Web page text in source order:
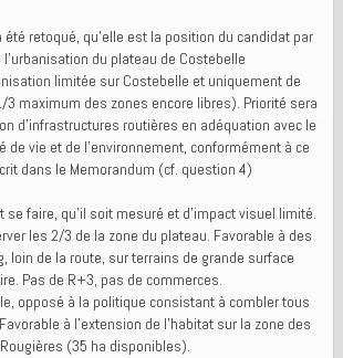
été retoqué, qu’elle est la position du candidat par
l’urbanisation du plateau de Costebelle
limitée sur Costebelle et uniquement de
3 maximum des zones encore libres). Priorité sera
d’infrastructures routières en adéquation avec le
de vie et de l’environnement, conformément à ce
dans le Memorandum (cf. question 4)
se faire, qu'il soit mesuré et d'impact visuel limité.
les 2/3 de la zone du plateau. Favorable à des
loin de la route, sur terrains de grande surface
Pas de R+3, pas de commerces.
opposé à la politique consistant à combler tous
à l'extension de l'habitat sur la zone des
Rougières (35 ha disponibles).